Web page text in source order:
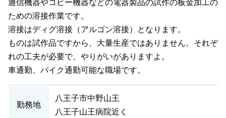
ための溶接作業です。
溶接はディグ溶接（アルゴン溶接）となります。
ものは試作品ですから、大量生産ではありません。それぞ
れの工夫が必要で、やりがいがありますよ。
車通勤、バイク通勤可能な職場です。
勤務地
八王子市中野山王
八王子山王病院近く